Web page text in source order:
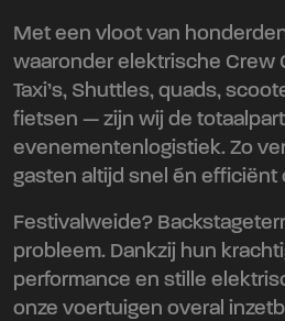
Met een vloot van
waaronder elektrische Crew
Taxi’s, Shuttles, quads,
fietsen — zijn wij de
evenementenlogistiek. Zo
gasten altijd snel én efficiënt
Festivalweide?
probleem. Dankzij hun
performance en stille
onze voertuigen overal